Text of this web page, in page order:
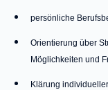
persönliche
Orientierung über
Möglichkeiten und
Klärung